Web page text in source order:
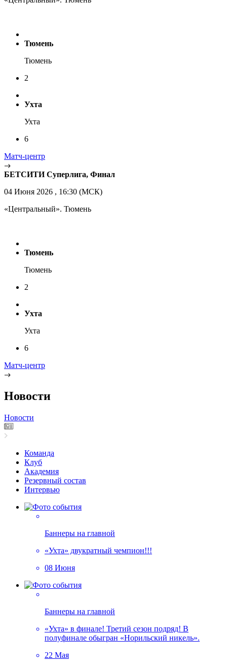
Тюмень
Тюмень
2
Ухта
Ухта
6
Матч-центр
БЕТСИТИ Суперлига, Финал
04 Июня 2026 , 16:30 (МСК)
«Центральный». Тюмень
Тюмень
Тюмень
2
Ухта
Ухта
6
Матч-центр
Новости
Новости
Команда
Клуб
Академия
Резервный состав
Интервью
Баннеры на главной
«Ухта» двукратный чемпион!!!
08 Июня
Баннеры на главной
«Ухта» в финале! Третий сезон подряд! В
полуфинале обыгран «Норильский никель».
22 Мая